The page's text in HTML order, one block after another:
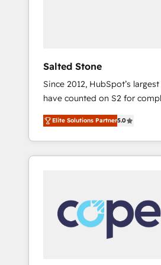
Salted Stone
Since 2012, HubSpot’s
have counted on S2 for
management, systems
solutions that deliver
transform brand experiences As one of the few full-
service creative agencies in
regionalized HubSpot
marketing campaigns, &
fuel long-term success We connect the entire
customer lifecycle through
Elite Solutions Partner5.0